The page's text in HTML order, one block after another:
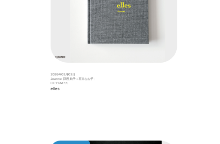
2026年03月03日
Jeanne (回里純子＋石井なお子）
LILY PRESS
elles